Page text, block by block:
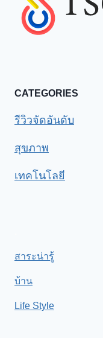
CATEGORIES
รีวิวจัดอันดับ
สุขภาพ
เทคโนโลยี
สาระน่ารู้
บ้าน
Life Style